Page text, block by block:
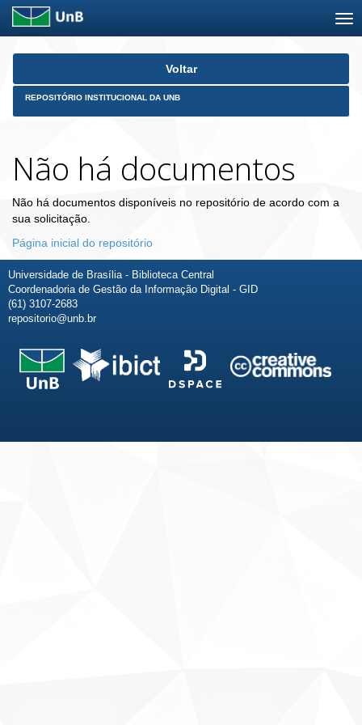
Skip
Voltar
REPOSITÓRIO INSTITUCIONAL DA UNB
Não há documentos
Não há documentos disponíveis no repositório de acordo com a
sua solicitação.
Página inicial do repositório
Universidade de Brasília - Biblioteca Central
Coordenadoria de Gestão da Informação Digital - GID
(61) 3107-2683
repositorio@unb.br